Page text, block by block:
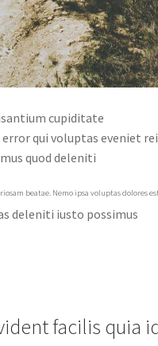
cupiditate
qui voluptas eveniet
quod deleniti
beatae. Nemo ipsa voluptas dolores
deleniti iusto possimus
facilis quia